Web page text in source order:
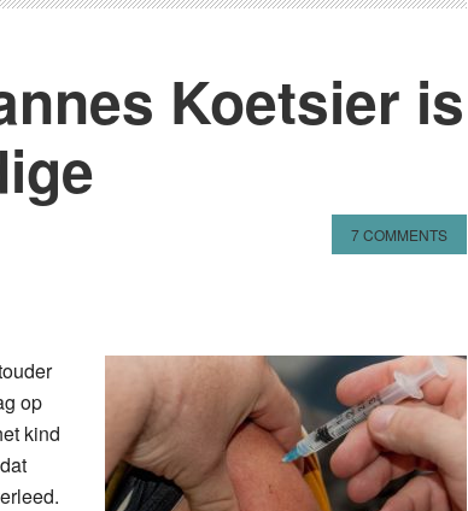
Koetsier is
7 COMMENTS
op
kind